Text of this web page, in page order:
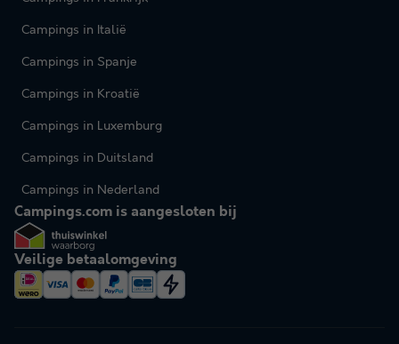
Campings in Italië
Campings in Spanje
Campings in Kroatië
Campings in Luxemburg
Campings in Duitsland
Campings in Nederland
Campings.com is aangesloten bij
Veilige betaalomgeving